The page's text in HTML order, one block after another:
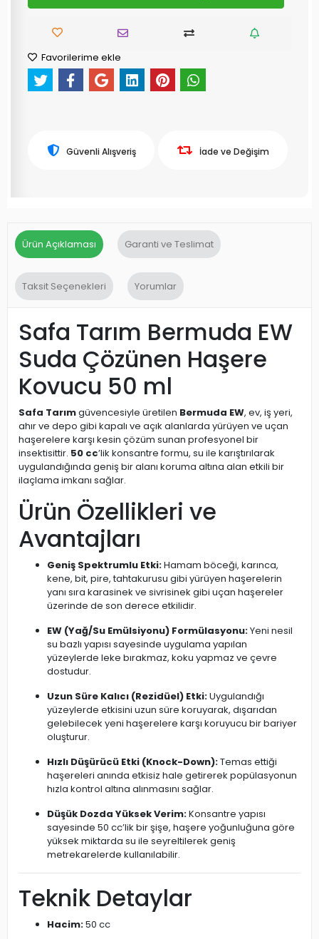
Favorilerime ekle
Güvenli Alışveriş İade ve Değişim
Ürün Açıklaması Garanti ve Teslimat
Taksit Seçenekleri Yorumlar
Safa Tarım Bermuda EW
Suda Çözünen Haşere
Kovucu 50 ml
Safa Tarımgüvencesiyle üretilen Bermuda EW, ev, iş yeri,
ahır ve depo gibi kapalı ve açık alanlarda yürüyen ve uçan
haşerelere karşı kesin çözüm sunan profesyonel bir
insektisittir. 50 cc’lik konsantre formu, su ile karıştırılarak
uygulandığında geniş bir alanı koruma altına alan etkili bir
ilaçlama imkanı sağlar.
Ürün Özellikleri ve
Avantajları
Geniş Spektrumlu Etki:Hamam böceği, karınca,
kene, bit, pire, tahtakurusu gibi yürüyen haşerelerin
yanı sıra karasinek ve sivrisinek gibi uçan haşereler
üzerinde de son derece etkilidir.
EW (Yağ/Su Emülsiyonu) Formülasyonu:Yeni nesil
su bazlı yapısı sayesinde uygulama yapılan
yüzeylerde leke bırakmaz, koku yapmaz ve çevre
dostudur.
Uzun Süre Kalıcı (Rezidüel) Etki:Uygulandığı
yüzeylerde etkisini uzun süre koruyarak, dışarıdan
gelebilecek yeni haşerelere karşı koruyucu bir bariyer
oluşturur.
Hızlı Düşürücü Etki (Knock-Down):Temas ettiği
haşereleri anında etkisiz hale getirerek popülasyonun
hızla kontrol altına alınmasını sağlar.
Düşük Dozda Yüksek Verim:Konsantre yapısı
sayesinde 50 cc’lik bir şişe, haşere yoğunluğuna göre
yüksek miktarda su ile seyreltilerek geniş
metrekarelerde kullanılabilir.
Teknik Detaylar
Hacim:50 cc